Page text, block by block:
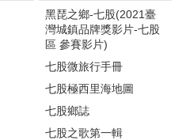
黑琵之鄉-七股(2021臺
灣城鎮品牌獎影片-七股
區 參賽影片)
七股微旅行手冊
七股極西里海地圖
七股鄉誌
七股之歌第一輯